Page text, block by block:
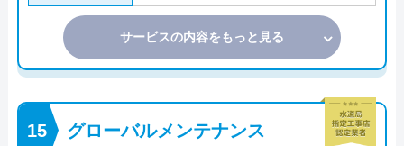
サービスの内容をもっと見る
グローバルメンテナンス